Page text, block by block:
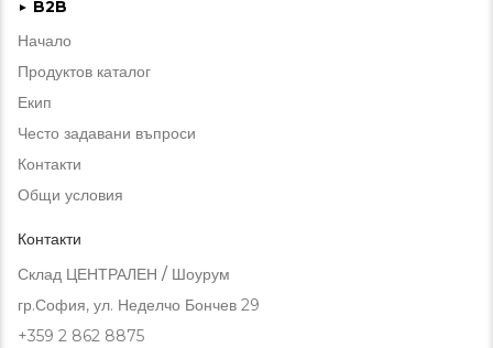
► B2B
Начало
Продуктов каталог
Екип
Често задавани въпроси
Контакти
Общи условия
Контакти
Склад ЦЕНТРАЛЕН / Шоурум
гр.София, ул. Неделчо Бончев 29
+359 2 862 8875